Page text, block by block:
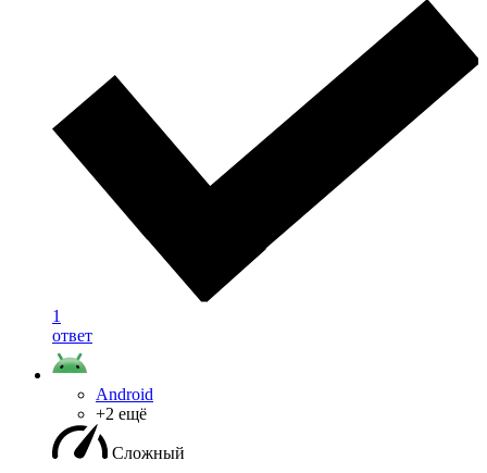
1
ответ
Android
+2 ещё
Сложный